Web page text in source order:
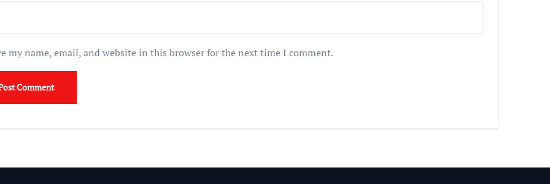
my name, email, and website in this browser for the next time I comment.